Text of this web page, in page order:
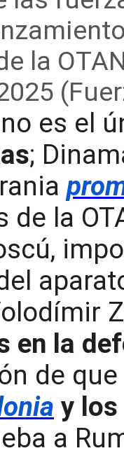
la
es el
;
de la
en la
de que
y
a